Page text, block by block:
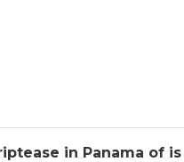
in Panama of